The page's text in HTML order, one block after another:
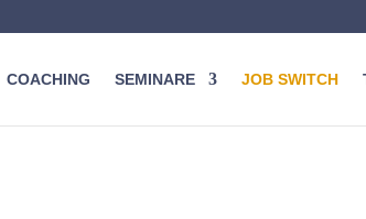
COACHING SEMINARE JOB SWITCH